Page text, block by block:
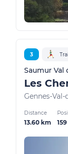
3
Saumur Val
Les
Gennes-Val-
Distance
13.60 km